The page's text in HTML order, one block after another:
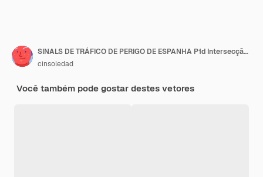
SINALS DE TRÁFICO DE PERIGO DE ESPANHA P1d Intersecção com prioridade sobre a fusão à esquerda
cinsoledad
Você também pode gostar destes vetores